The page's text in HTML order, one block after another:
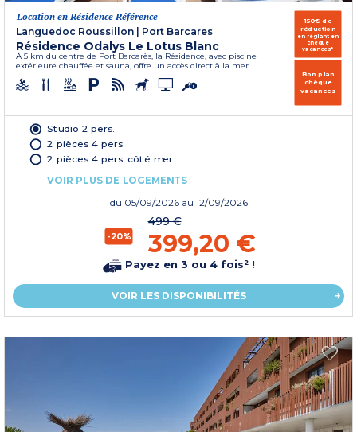
Location en Résidence Référence
Languedoc Roussillon
Port Barcares
Résidence Odalys Le Lotus Blanc
À 5 km du centre de Port Barcarès, la Résidence, avec piscine
extérieure chauffée et sauna, offre un accès direct à la mer.
150€ de
réduction
en réglant en
chèque
vacances*
Bon plan
chèque
vacances
Studio 2 pers.
2 pièces 4 pers.
2 pièces 4 pers. côté mer
VOIR PLUS DE LOGEMENTS
du 05/09/2026 au 12/09/2026
-20%
499 €
399,20 €
Payez en 3 ou 4 fois² !
VOIR LES DISPONIBILITÉS